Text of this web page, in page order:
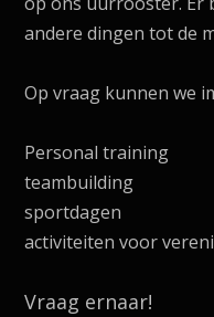
andere dingen tot de
Op vraag kunnen we
Personal training
teambuilding
sportdagen
activiteiten voor
Vraag ernaar!